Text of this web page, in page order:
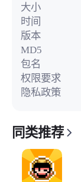
大小
时间
版本
MD5
包名
权限要求
隐私政策
同类推荐